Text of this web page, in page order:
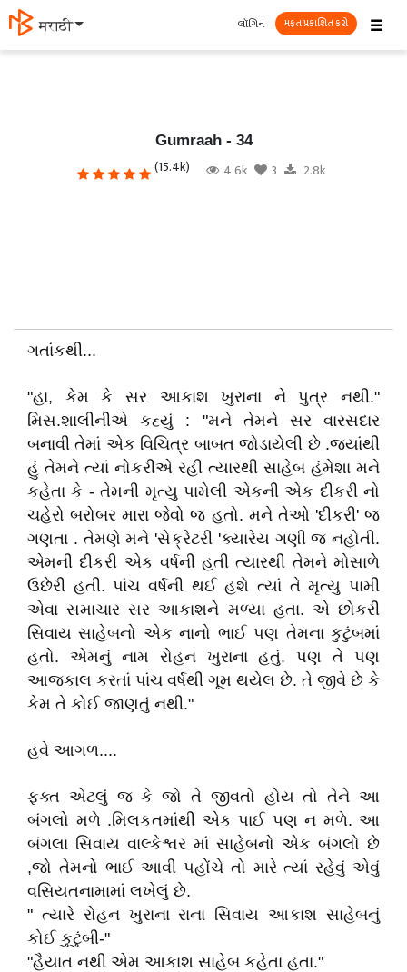
मराठी ☰
લૉગિન મફત પ્રકાશિત કરો
Gumraah - 34
(15.4k) 4.6k 3 2.8k
ગતાંકથી...
"હા, કેમ કે સર આકાશ ખુરાના ને પુત્ર નથી."
મિસ.શાલીનીએ કહ્યું : "મને તેમને સર વારસદાર
બનાવી તેમાં એક વિચિત્ર બાબત જોડાયેલી છે .જ્યાંથી
હું તેમને ત્યાં નોકરીએ રહી ત્યારથી સાહેબ હંમેશા મને
કહેતા કે - તેમની મૃત્યુ પામેલી એકની એક દીકરી નો
ચહેરો બરોબર મારા જેવો જ હતો. મને તેઓ 'દીકરી' જ
ગણતા . તેમણે મને 'સેક્રેટરી 'ક્યારેય ગણી જ નહોતી.
એમની દીકરી એક વર્ષની હતી ત્યારથી તેમને મોસાળે
ઉછેરી હતી. પાંચ વર્ષની થઈ હશે ત્યાં તે મૃત્યુ પામી
એવા સમાચાર સર આકાશને મળ્યા હતા. એ છોકરી
સિવાય સાહેબનો એક નાનો ભાઈ પણ તેમના કુટુંબમાં
હતો. એમનું નામ રોહન ખુરાના હતું. પણ તે પણ
આજકાલ કરતાં પાંચ વર્ષથી ગૂમ થયેલ છે. તે જીવે છે કે
કેમ તે કોઈ જાણતું નથી."
હવે આગળ....
ફક્ત એટલું જ કે જો તે જીવતો હોય તો તેને આ
બંગલો મળે .મિલકતમાંથી એક પાઈ પણ ન મળે. આ
બંગલા સિવાય વાલ્કેશ્વર માં સાહેબનો એક બંગલો છે
,જો તેમનો ભાઈ આવી પહોંચે તો મારે ત્યાં રહેવું એવું
વસિયતનામામાં લખેલું છે.
" ત્યારે રોહન ખુરાના રાના સિવાય આકાશ સાહેબનું
કોઈ કુટુંબી-"
"હૈયાત નથી એમ આકાશ સાહેબ કહેતા હતા."